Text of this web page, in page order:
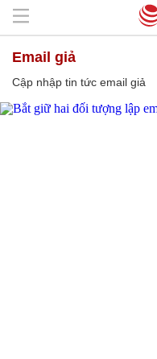
email giả
Cập nhập tin tức email giả